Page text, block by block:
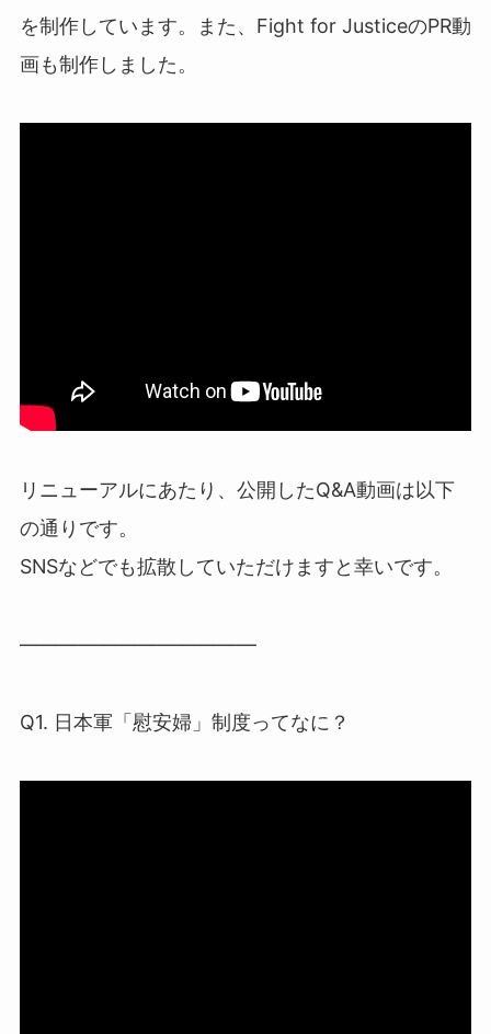
を制作しています。また、Fight for JusticeのPR動
画も制作しました。
リニューアルにあたり、公開したQ&A動画は以下
の通りです。
SNSなどでも拡散していただけますと幸いです。
――――――――――――
Q1. 日本軍「慰安婦」制度ってなに？